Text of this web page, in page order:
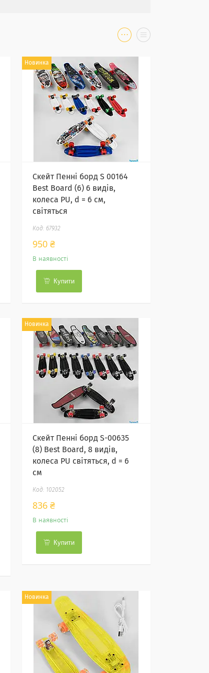
Новинка
Скейт Пенні борд S 00164
Best Board (6) 6 видів,
колеса PU, d = 6 см,
світяться
67932
950 ₴
В наявності
Купити
Новинка
Скейт Пенні борд S-00635
(8) Best Board, 8 видів,
колеса PU світяться, d = 6
см
102052
836 ₴
В наявності
Купити
Новинка